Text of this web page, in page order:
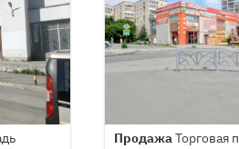
ПродажаТорговая